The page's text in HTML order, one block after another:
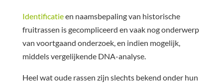
Identificatieen naamsbepaling van historische
fruitrassen is gecompliceerd en vaak nog onderwerp
van voortgaand onderzoek, en indien mogelijk,
middels vergelijkende DNA-analyse.
Heel wat oude rassen zijn slechts bekend onder hun